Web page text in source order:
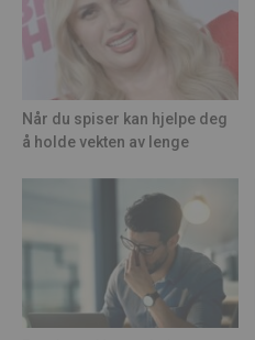
Når du spiser kan hjelpe deg
å holde vekten av lenge